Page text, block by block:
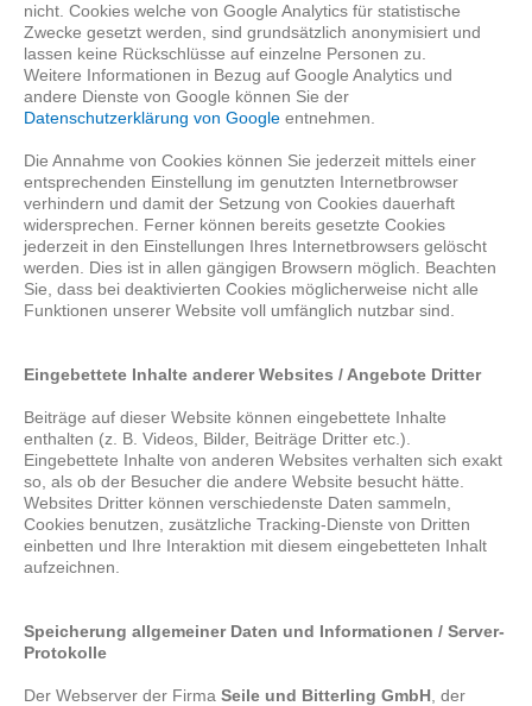
nicht. Cookies welche von Google Analytics für statistische
Zwecke gesetzt werden, sind grundsätzlich anonymisiert und
lassen keine Rückschlüsse auf einzelne Personen zu.
Weitere Informationen in Bezug auf Google Analytics und
andere Dienste von Google können Sie der
Datenschutzerklärung von Google entnehmen.
Die Annahme von Cookies können Sie jederzeit mittels einer
entsprechenden Einstellung im genutzten Internetbrowser
verhindern und damit der Setzung von Cookies dauerhaft
widersprechen. Ferner können bereits gesetzte Cookies
jederzeit in den Einstellungen Ihres Internetbrowsers gelöscht
werden. Dies ist in allen gängigen Browsern möglich. Beachten
Sie, dass bei deaktivierten Cookies möglicherweise nicht alle
Funktionen unserer Website voll umfänglich nutzbar sind.
Eingebettete Inhalte anderer Websites / Angebote Dritter
Beiträge auf dieser Website können eingebettete Inhalte
enthalten (z. B. Videos, Bilder, Beiträge Dritter etc.).
Eingebettete Inhalte von anderen Websites verhalten sich exakt
so, als ob der Besucher die andere Website besucht hätte.
Websites Dritter können verschiedenste Daten sammeln,
Cookies benutzen, zusätzliche Tracking-Dienste von Dritten
einbetten und Ihre Interaktion mit diesem eingebetteten Inhalt
aufzeichnen.
Speicherung allgemeiner Daten und Informationen / Server-
Protokolle
Der Webserver der Firma Seile und Bitterling GmbH , der